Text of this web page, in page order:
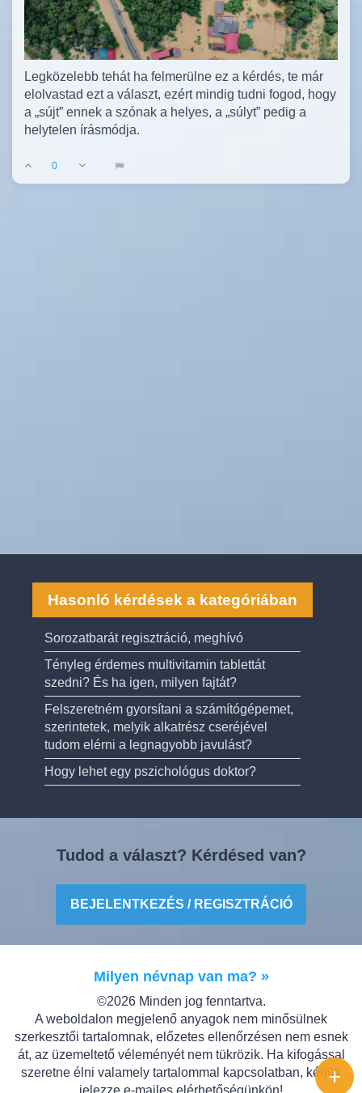
Legközelebb tehát ha felmerülne ez a kérdés, te már
elolvastad ezt a választ, ezért mindig tudni fogod, hogy
a „sújt” ennek a szónak a helyes, a „súlyt” pedig a
helytelen írásmódja.
0
Hasonló kérdések a kategóriában
Sorozatbarát regisztráció, meghívó
Tényleg érdemes multivitamin tablettát
szedni? És ha igen, milyen fajtát?
Felszeretném gyorsítani a számítógépemet,
szerintetek, melyik alkatrész cseréjével
tudom elérni a legnagyobb javulást?
Hogy lehet egy pszichológus doktor?
Tudod a választ? Kérdésed van?
BEJELENTKEZÉS / REGISZTRÁCIÓ
Milyen névnap van ma? »
©2026 Minden jog fenntartva.
A weboldalon megjelenő anyagok nem minősülnek
szerkesztői tartalomnak, előzetes ellenőrzésen nem esnek
át, az üzemeltető véleményét nem tükrözik. Ha kifogással
szeretne élni valamely tartalommal kapcsolatban, kérjük
jelezze e-mailes elérhetőségünkön!
+